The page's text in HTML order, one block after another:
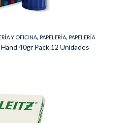
Y OFICINA, PAPELERÍA, PAPELERÍA
40gr Pack 12 Unidades